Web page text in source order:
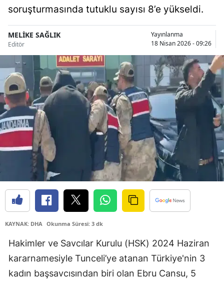
Burdur
Bursa
Çanakkale
Çankırı
Çorum
Denizli
Diyarbakır
Edirne
Elazığ
Erzincan
Erzurum
Gaziantep
Giresun
soruşturmasında tutuklu sayısı 8’e yükseldi.
MELİKE SAĞLIK
Editör
Yayınlanma
18 Nisan 2026 - 09:26
KAYNAK: DHA Okunma Süresi: 3 dk
Hakimler ve Savcılar Kurulu (HSK) 2024 Haziran
kararnamesiyle Tunceli’ye atanan Türkiye'nin 3
kadın başsavcısından biri olan Ebru Cansu, 5